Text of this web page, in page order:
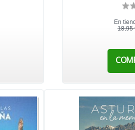
En
18,95